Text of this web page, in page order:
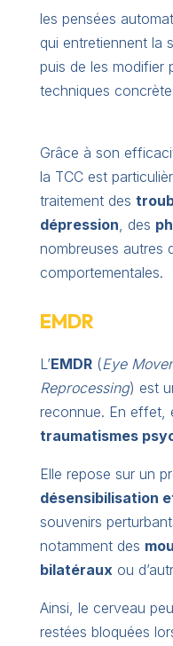
les pensées
qui entretiennent la
puis de les modifier
techniques
Grâce à son
la TCC est
traitement des
dépression, des
nombreuses autres
comportementales.
EMDR
L’EMDR(Eye
Reprocessing) est
reconnue. En effet,
traumatismes
Elle repose sur un
désensibilisation
souvenirs
notamment des
bilatérauxou
Ainsi, le cerveau
restées bloquées